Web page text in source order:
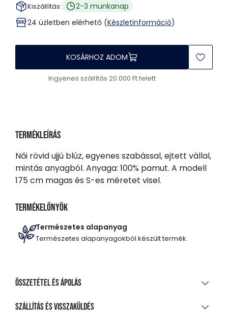
Kiszállítás:
2-3 munkanap
24 üzletben elérhető (Készletinformáció)
KOSÁRHOZ ADOM
Ingyenes szállítás 20.000 Ft felett
Termékleírás
Női rövid ujjú blúz, egyenes szabással, ejtett vállal,
mintás anyagból. Anyaga: 100% pamut. A modell
175 cm magas és S-es méretet visel.
Termékelőnyök
Természetes alapanyag
Természetes alapanyagokból készült termék.
Összetétel és ápolás
ANYAGÖSSZETÉTEL
Szállítás és visszaküldés